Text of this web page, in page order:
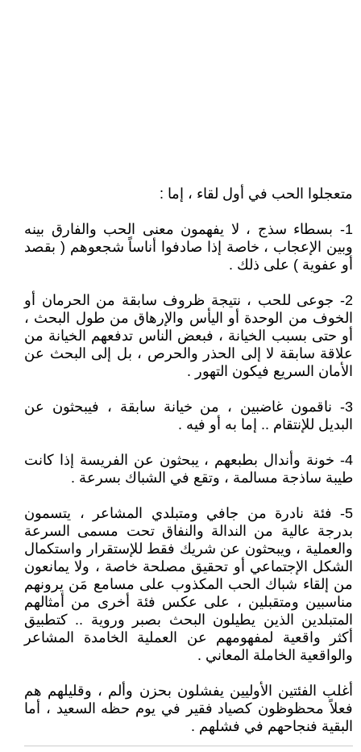
متعجلوا الحب في أول لقاء ، إما :
1- بسطاء سذج ، لا يفهمون معنى الحب والفارق بينه
وبين الإعجاب ، خاصة إذا صادفوا أناساً شجعوهم ( بقصد
أو عفوية ) على ذلك .
2- جوعى للحب ، نتيجة ظروف سابقة من الحرمان أو
الخوف من الوحدة أو اليأس والإرهاق من طول البحث ،
أو حتى بسبب الخيانة ، فبعض الناس تدفعهم الخيانة من
علاقة سابقة لا إلى الحذر والحرص ، بل إلى البحث عن
الأمان السريع فيكون التهور .
3- ناقمون غاضبين ، من خيانة سابقة ، فيبحثون عن
البديل للإنتقام .. إما به أو فيه .
4- خونة وأندال بطبعهم ، يبحثون عن الفريسة إذا كانت
طيبة ساذجة مسالمة ، وتقع في الشباك بسرعة .
5- فئة نادرة من جافي ومتبلدي المشاعر ، يتسمون
بدرجة عالية من الندالة والنفاق تحت مسمى السرعة
والعملية ، ويبحثون عن شريك فقط للإستقرار واستكمال
الشكل الإجتماعي أو تحقيق مصلحة خاصة ، ولا يمانعون
من إلقاء شباك الحب المكذوب على مسامع مَن يرونهم
مناسبين ومتقبلين ، على عكس فئة أخرى من أمثالهم
المتبلدين الذين يطيلون البحث بصبر وروية .. كتطبيق
أكثر واقعية لمفهومهم عن العملية الخامدة المشاعر
والواقعية الخاملة المعاني .
أغلب الفئتين الأوليين يفشلون بحزن وألم ، وقليلهم هم
فعلاً محظوظون كصياد فقير في يوم حظه السعيد ، أما
البقية فنجاحهم في فشلهم .